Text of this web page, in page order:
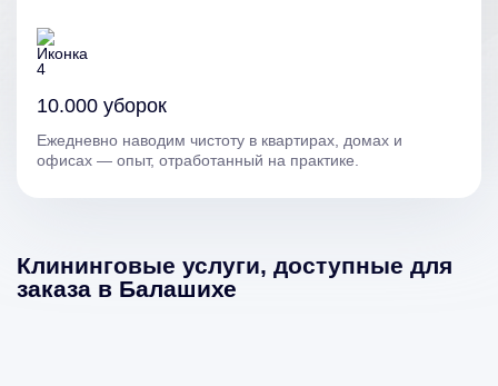
10.000 уборок
Ежедневно наводим чистоту в квартирах, домах и
офисах — опыт, отработанный на практике.
Клининговые услуги, доступные для
заказа в Балашихе